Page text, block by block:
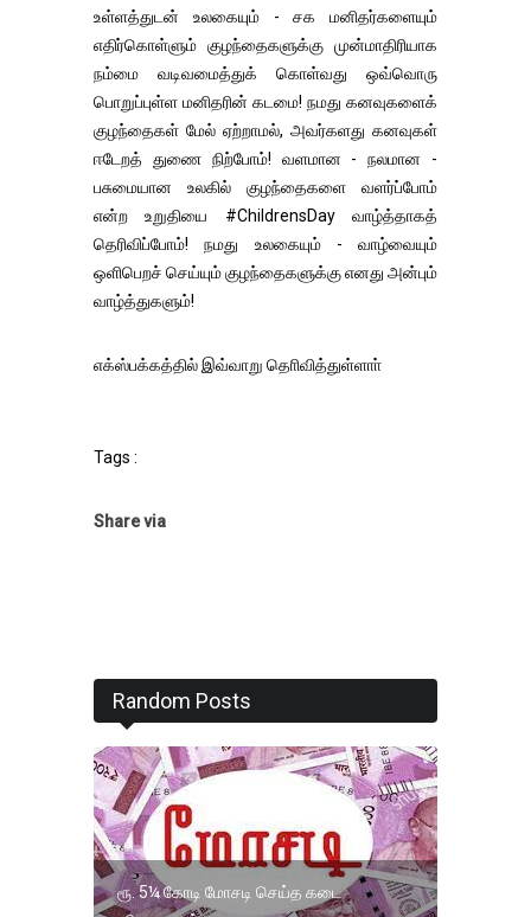
உள்ளத்துடன் உலகையும் - சக மனிதர்களையும்
எதிர்கொள்ளும் குழந்தைகளுக்கு முன்மாதிரியாக
நம்மை வடிவமைத்துக் கொள்வது ஒவ்வொரு
பொறுப்புள்ள மனிதரின் கடமை! நமது கனவுகளைக்
குழந்தைகள் மேல் ஏற்றாமல், அவர்களது கனவுகள்
ஈடேறத் துணை நிற்போம்! வளமான - நலமான -
பசுமையான உலகில் குழந்தைகளை வளர்ப்போம்
என்ற உறுதியை #ChildrensDayவாழ்த்தாகத்
தெரிவிப்போம்! நமது உலகையும் - வாழ்வையும்
ஒளிபெறச் செய்யும் குழந்தைகளுக்கு எனது அன்பும்
வாழ்த்துகளும்!
எக்ஸ்பக்கத்தில் இவ்வாறு தொிவித்துள்ளாா்
Tags :
Share via
Random Posts
ரூ. 5¼ கோடி மோசடி செய்த கடை